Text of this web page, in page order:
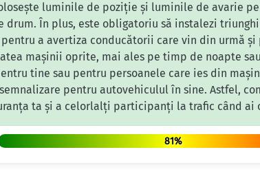
luminile de poziție și luminile de avarie
drum. În plus, este obligatoriu să instalezi
a avertiza conducătorii care vin din urmă și
mașinii oprite, mai ales pe timp de noapte
tine sau pentru persoanele care ies din
pentru autovehiculul în sine. Astfel,
ta și a celorlalți participanți la trafic când ai
81%